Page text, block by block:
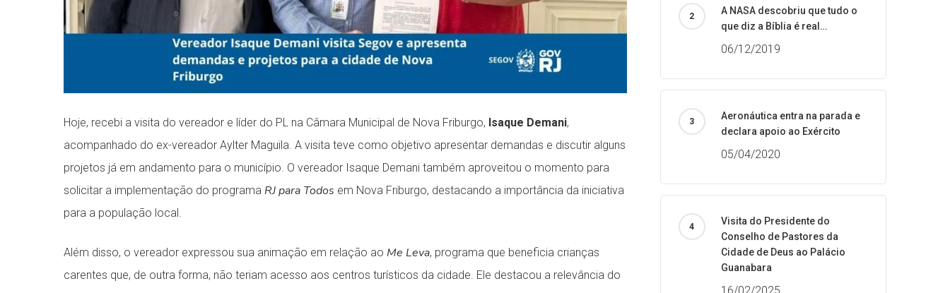
Hoje, recebi a visita do vereador e líder do PL na Câmara Municipal de Nova Friburgo, Isaque Demani,
acompanhado do ex-vereador Aylter Maguila. A visita teve como objetivo apresentar demandas e discutir alguns
projetos já em andamento para o município. O vereador Isaque Demani também aproveitou o momento para
solicitar a implementação do programa RJ para Todos em Nova Friburgo, destacando a importância da iniciativa
para a população local.
Além disso, o vereador expressou sua animação em relação ao Me Leva, programa que beneficia crianças
carentes que, de outra forma, não teriam acesso aos centros turísticos da cidade. Ele destacou a relevância do
A NASA descobriu que tudo o
que diz a Bíblia é real…
06/12/2019
Aeronáutica entra na parada e
declara apoio ao Exército
05/04/2020
Visita do Presidente do
Conselho de Pastores da
Cidade de Deus ao Palácio
Guanabara